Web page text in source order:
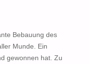
Bebauung des
Munde. Ein
gewonnen hat. Zu